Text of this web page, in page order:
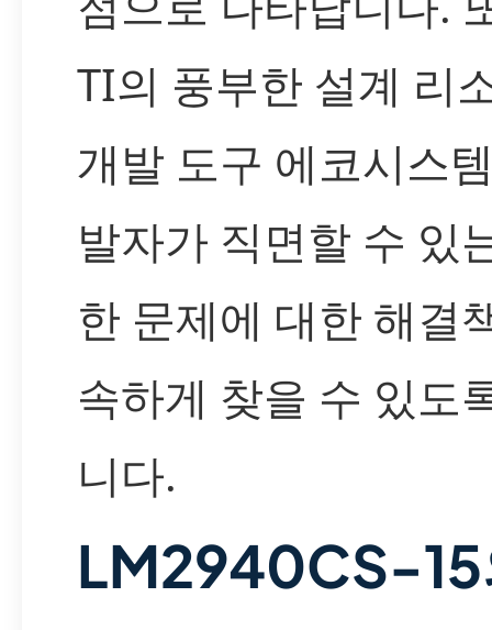
TI의 풍부한 설계 리
개발 도구 에코시스
발자가 직면할 수 있
한 문제에 대한 해결
속하게 찾을 수 있도
니다.
LM2940CS-15